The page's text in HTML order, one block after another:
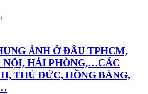
ẢNH Ở ĐÂU TPHCM,
NỘI, HẢI PHÒNG,…CÁC
THỦ ĐỨC, HỒNG BÀNG,